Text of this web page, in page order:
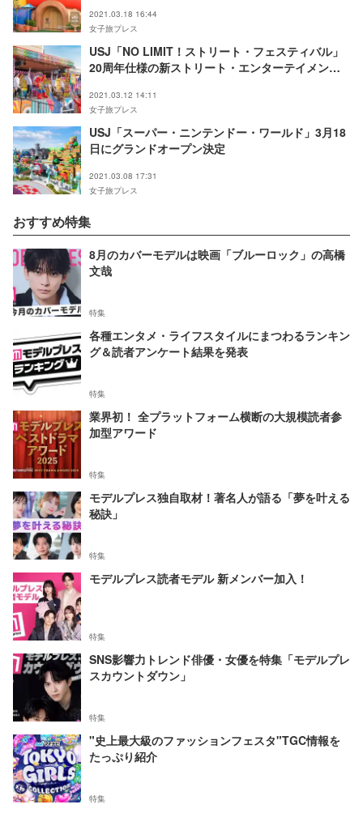
2021.03.18 16:44
女子旅プレス
USJ「NO LIMIT！ストリート・フェスティバル」
20周年仕様の新ストリート・エンターテイメント
2021.03.12 14:11
女子旅プレス
USJ「スーパー・ニンテンドー・ワールド」3月18
日にグランドオープン決定
2021.03.08 17:31
女子旅プレス
おすすめ特集
8月のカバーモデルは映画「ブルーロック」の高橋
文哉
特集
各種エンタメ・ライフスタイルにまつわるランキン
グ＆読者アンケート結果を発表
特集
業界初！ 全プラットフォーム横断の大規模読者参
加型アワード
特集
モデルプレス独自取材！著名人が語る「夢を叶える
秘訣」
特集
モデルプレス読者モデル 新メンバー加入！
特集
SNS影響力トレンド俳優・女優を特集「モデルプレ
スカウントダウン」
特集
"史上最大級のファッションフェスタ"TGC情報を
たっぷり紹介
特集